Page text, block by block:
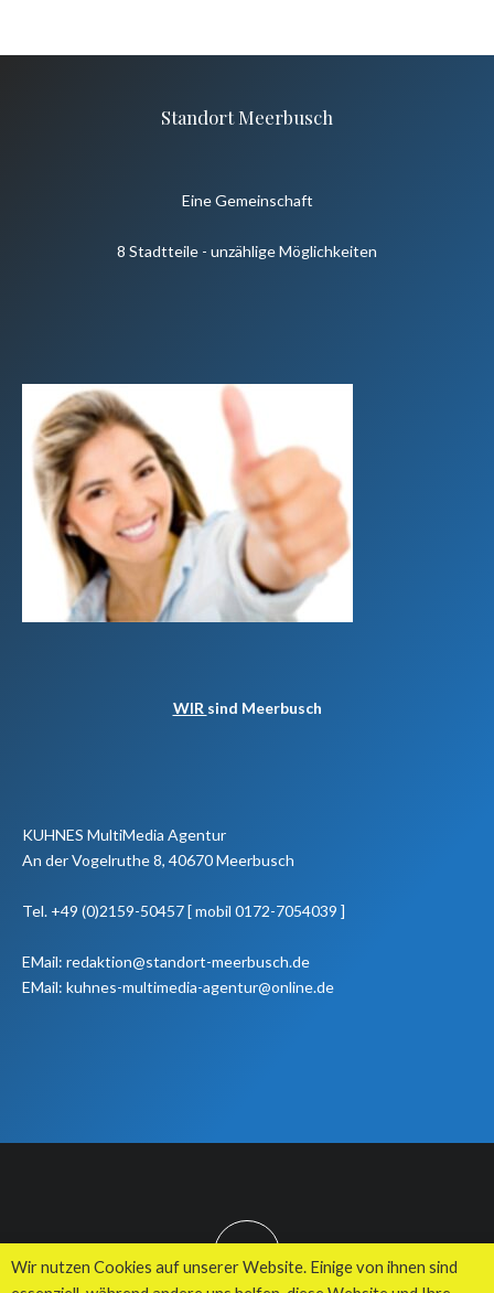
Standort Meerbusch
Eine Gemeinschaft
8 Stadtteile - unzählige Möglichkeiten
WIR sind Meerbusch
KUHNES MultiMedia Agentur
An der Vogelruthe 8, 40670 Meerbusch
Tel. +49 (0)2159-50457 [ mobil 0172-7054039 ]
EMail: redaktion@standort-meerbusch.de
EMail: kuhnes-multimedia-agentur@online.de
TOP
Wir nutzen Cookies auf unserer Website. Einige von ihnen sind